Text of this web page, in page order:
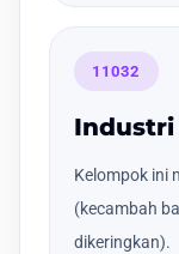
11032
Kelompok ini
(kecambah
dikeringkan).